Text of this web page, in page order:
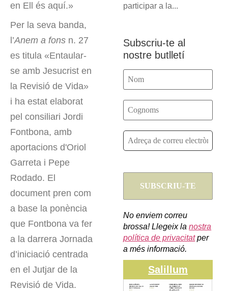
en Ell és aquí.»
Per la seva banda,
l’Anem a fons n. 27
es titula «Entaular-
se amb Jesucrist en
la Revisió de Vida»
i ha estat elaborat
pel consiliari Jordi
Fontbona, amb
aportacions d'Oriol
Garreta i Pepe
Rodado. El
document pren com
a base la ponència
que Fontbona va fer
a la darrera Jornada
d’iniciació centrada
en el Jutjar de la
Revisió de Vida.
participar a la...
Subscriu-te al
nostre butlletí
No enviem correu
brossa! Llegeix lanostra
política de privacitatper
a més informació.
Salillum